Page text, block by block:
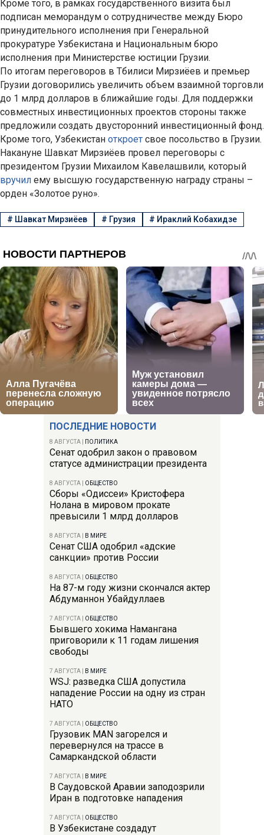
ПОСЛЕДНИЕ НОВОСТИ
8 АВГУСТА ПОЛИТИКА
Сенат одобрил закон о правовом
статусе администрации президента
8 АВГУСТА ОБЩЕСТВО
Сборы «Одиссеи» Кристофера
Нолана в мировом прокате
превысили 1 млрд долларов
8 АВГУСТА В МИРЕ
Сенат США одобрил «адские
санкции» против России
8 АВГУСТА ОБЩЕСТВО
На 87-м году жизни скончался актер
Абдуманнон Убайдуллаев
7 АВГУСТА ОБЩЕСТВО
Бывшего хокима Намангана
приговорили к 11 годам лишения
свободы
7 АВГУСТА В МИРЕ
WSJ: разведка США допустила
нападение России на одну из стран
НАТО
7 АВГУСТА ОБЩЕСТВО
Грузовик MAN загорелся и
перевернулся на трассе в
Самаркандской области
7 АВГУСТА В МИРЕ
В Саудовской Аравии заподозрили
Иран в подготовке нападения
7 АВГУСТА ОБЩЕСТВО
В Узбекистане создадут
Кроме того, в рамках государственного визита был
подписан меморандум о сотрудничестве между Бюро
принудительного исполнения при Генеральной
прокуратуре Узбекистана и Национальным бюро
исполнения при Министерстве юстиции Грузии.
По итогам переговоров в Тбилиси Мирзиёев и премьер
Грузии договорились увеличить объем взаимной торговли
до 1 млрд долларов в ближайшие годы. Для поддержки
совместных инвестиционных проектов стороны также
предложили создать двусторонний инвестиционный фонд.
Кроме того, Узбекистан откроет свое посольство в Грузии.
Накануне Шавкат Мирзиёев провел переговоры с
президентом Грузии Михаилом Кавелашвили, который
вручил ему высшую государственную награду страны –
орден «Золотое руно».
# Шавкат Мирзиёев # Грузия # Ираклий Кобахидзе